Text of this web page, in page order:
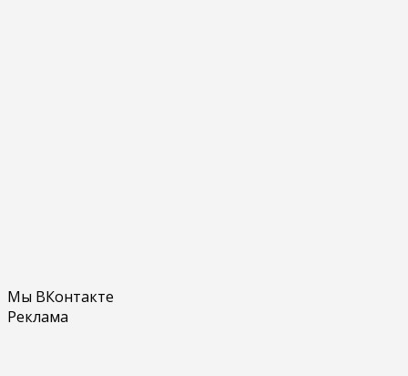
Мы ВКонтакте
Реклама